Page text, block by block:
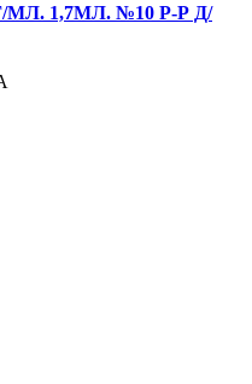
1,7МЛ. №10 Р-Р Д/